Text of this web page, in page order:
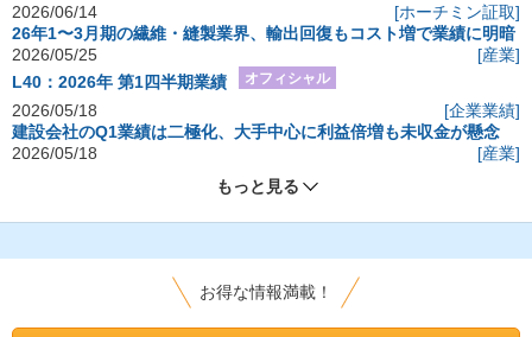
2026/06/14
[ホーチミン証取]
26年1〜3月期の繊維・縫製業界、輸出回復もコスト増で業績に明暗
2026/05/25
[産業]
L40：2026年 第1四半期業績
オフィシャル
2026/05/18
[企業業績]
建設会社のQ1業績は二極化、大手中心に利益倍増も未収金が懸念
2026/05/18
[産業]
もっと見る
お得な情報満載！